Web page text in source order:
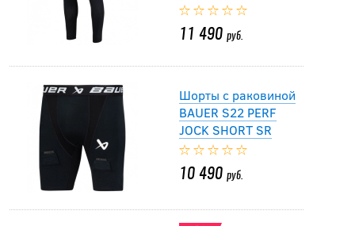
11 490руб.
Шорты с раковиной
BAUER S22 PERF
JOCK SHORT SR
10 490руб.